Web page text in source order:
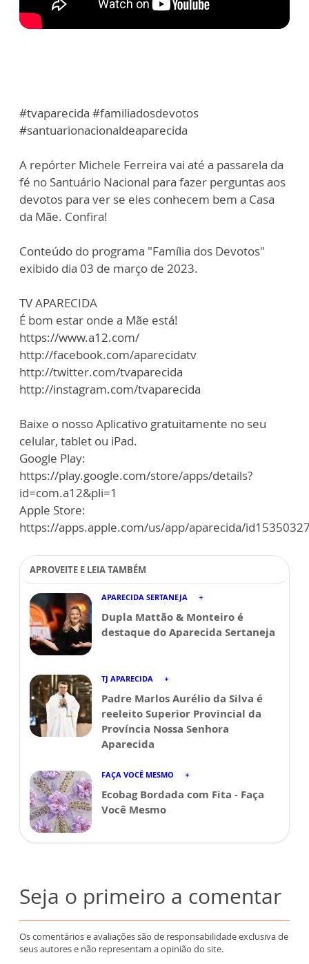
#tvaparecida #familiadosdevotos
#santuarionacionaldeaparecida
A repórter Michele Ferreira vai até a passarela da
fé no Santuário Nacional para fazer perguntas aos
devotos para ver se eles conhecem bem a Casa
da Mãe. Confira!
Conteúdo do programa "Família dos Devotos"
exibido dia 03 de março de 2023.
TV APARECIDA
É bom estar onde a Mãe está!
https://www.a12.com/
http://facebook.com/aparecidatv
http://twitter.com/tvaparecida
http://instagram.com/tvaparecida
Baixe o nosso Aplicativo gratuitamente no seu
celular, tablet ou iPad.
Google Play:
https://play.google.com/store/apps/details?
id=com.a12&pli=1
Apple Store:
https://apps.apple.com/us/app/aparecida/
APROVEITE E LEIA TAMBÉM
APARECIDA SERTANEJA
Dupla Mattão & Monteiro é
destaque do Aparecida Sertaneja
TJ APARECIDA
Padre Marlos Aurélio da Silva é
reeleito Superior Provincial da
Província Nossa Senhora
Aparecida
FAÇA VOCÊ MESMO
Ecobag Bordada com Fita - Faça
Você Mesmo
Seja o primeiro a comentar
Os comentários e avaliações são de responsabilidade exclusiva de
seus autores e não representam a opinião do site.